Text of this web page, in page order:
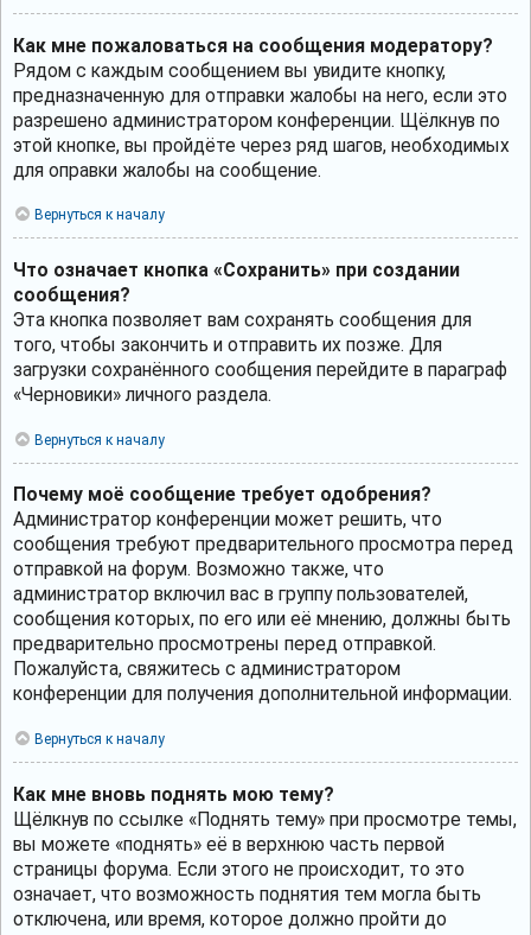
Как мне пожаловаться на сообщения модератору?
Рядом с каждым сообщением вы увидите кнопку,
предназначенную для отправки жалобы на него, если это
разрешено администратором конференции. Щёлкнув по
этой кнопке, вы пройдёте через ряд шагов, необходимых
для оправки жалобы на сообщение.
Вернуться к началу
Что означает кнопка «Сохранить» при создании
сообщения?
Эта кнопка позволяет вам сохранять сообщения для
того, чтобы закончить и отправить их позже. Для
загрузки сохранённого сообщения перейдите в параграф
«Черновики» личного раздела.
Вернуться к началу
Почему моё сообщение требует одобрения?
Администратор конференции может решить, что
сообщения требуют предварительного просмотра перед
отправкой на форум. Возможно также, что
администратор включил вас в группу пользователей,
сообщения которых, по его или её мнению, должны быть
предварительно просмотрены перед отправкой.
Пожалуйста, свяжитесь с администратором
конференции для получения дополнительной информации.
Вернуться к началу
Как мне вновь поднять мою тему?
Щёлкнув по ссылке «Поднять тему» при просмотре темы,
вы можете «поднять» её в верхнюю часть первой
страницы форума. Если этого не происходит, то это
означает, что возможность поднятия тем могла быть
отключена, или время, которое должно пройти до